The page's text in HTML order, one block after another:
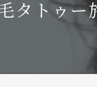
タトゥー